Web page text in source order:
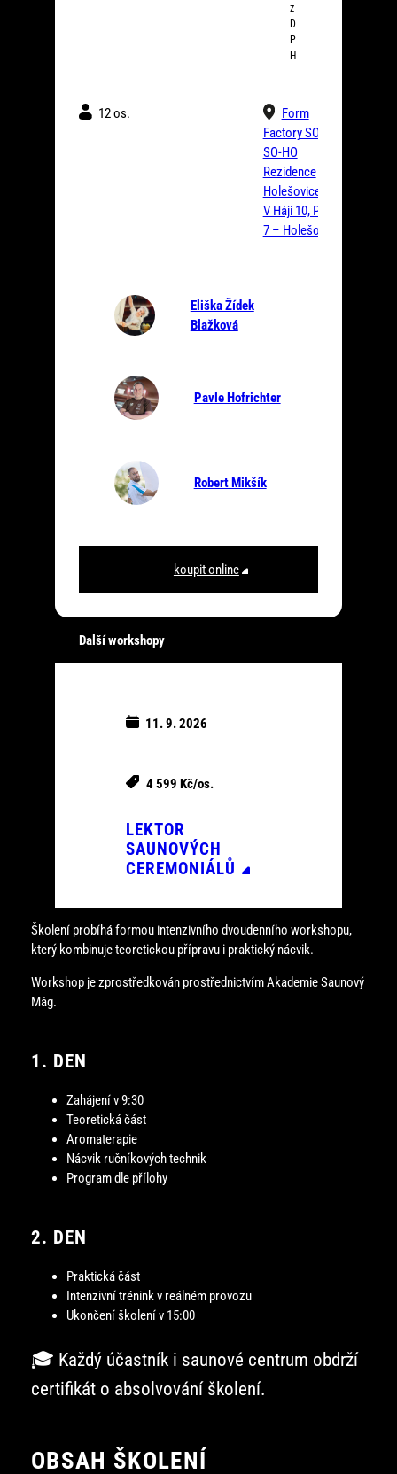
z
D
P
H
12 os.
Form
Factory SO-HO
SO-HO
Rezidence
Holešovice
V Háji 10, Praha
7 – Holešovice
Eliška Žídek
Blažková
Pavle Hofrichter
Robert Mikšík
koupit online
Další workshopy
11. 9. 2026
4 599 Kč/os.
LEKTOR
SAUNOVÝCH
CEREMONIÁLŮ
Školení probíhá formou intenzivního dvoudenního workshopu,
který kombinuje teoretickou přípravu i praktický nácvik.
Workshop je zprostředkován prostřednictvím Akademie Saunový
Mág.
1. DEN
Zahájení v 9:30
Teoretická část
Aromaterapie
Nácvik ručníkových technik
Program dle přílohy
2. DEN
Praktická část
Intenzivní trénink v reálném provozu
Ukončení školení v 15:00
🎓 Každý účastník i saunové centrum obdrží
certifikát o absolvování školení.
OBSAH ŠKOLENÍ